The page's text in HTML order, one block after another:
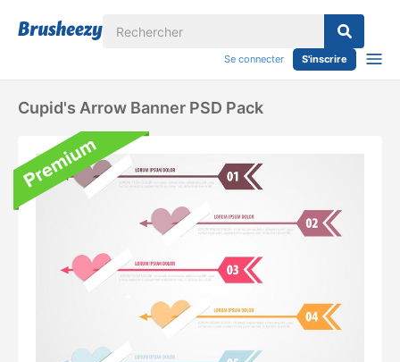
Se connecter S'inscrire
Cupid's Arrow Banner PSD Pack